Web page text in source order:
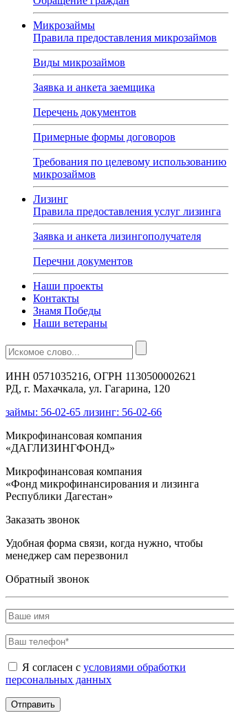
Микрозаймы
Правила предоставления микрозаймов
Виды микрозаймов
Заявка и анкета заемщика
Перечень документов
Примерные формы договоров
Требования по целевому использованию
микрозаймов
Лизинг
Правила предоставления услуг лизинга
Заявка и анкета лизингополучателя
Перечни документов
Наши проекты
Контакты
Знамя Победы
Наши ветераны
ИНН 0571035216, ОГРН 1130500002621
РД, г. Махачкала, ул. Гагарина, 120
займы: 56-02-65 лизинг: 56-02-66
Микрофинансовая компания
«ДАГЛИЗИНГФОНД»
Микрофинансовая компания
«Фонд микрофинансирования и лизинга
Республики Дагестан»
Заказать звонок
Удобная форма связи, когда нужно, чтобы
менеджер сам перезвонил
Обратный звонок
Я согласен с условиями обработки
персональных данных